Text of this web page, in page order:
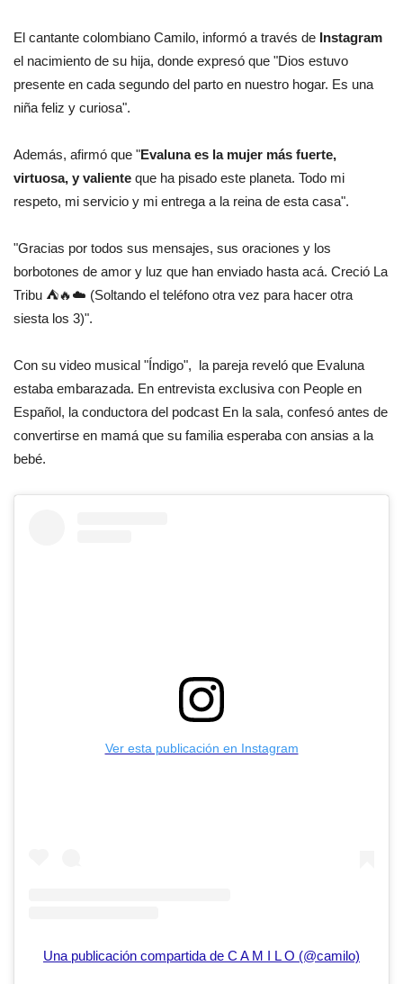
El cantante colombiano Camilo, informó a través de Instagram
el nacimiento de su hija, donde expresó que "Dios estuvo
presente en cada segundo del parto en nuestro hogar. Es una
niña feliz y curiosa".
Además, afirmó que "Evaluna es la mujer más fuerte,
virtuosa, y valiente que ha pisado este planeta. Todo mi
respeto, mi servicio y mi entrega a la reina de esta casa".
"Gracias por todos sus mensajes, sus oraciones y los
borbotones de amor y luz que han enviado hasta acá. Creció La
Tribu ⛺️🔥☁️ (Soltando el teléfono otra vez para hacer otra
siesta los 3)".
Con su video musical "Índigo", la pareja reveló que Evaluna
estaba embarazada. En entrevista exclusiva con People en
Español, la conductora del podcast En la sala, confesó antes de
convertirse en mamá que su familia esperaba con ansias a la
bebé.
Ver esta publicación en Instagram
Una publicación compartida de C A M I L O (@camilo)